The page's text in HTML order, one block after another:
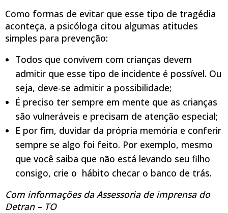
Como formas de evitar que esse tipo de tragédia
aconteça, a psicóloga citou algumas atitudes
simples para prevenção:
Todos que convivem com crianças devem
admitir que esse tipo de incidente é possível. Ou
seja, deve-se admitir a possibilidade;
É preciso ter sempre em mente que as crianças
são vulneráveis e precisam de atenção especial;
E por fim, duvidar da própria memória e conferir
sempre se algo foi feito. Por exemplo, mesmo
que você saiba que não está levando seu filho
consigo, crie o hábito checar o banco de trás.
Com informações da Assessoria de imprensa do
Detran – TO